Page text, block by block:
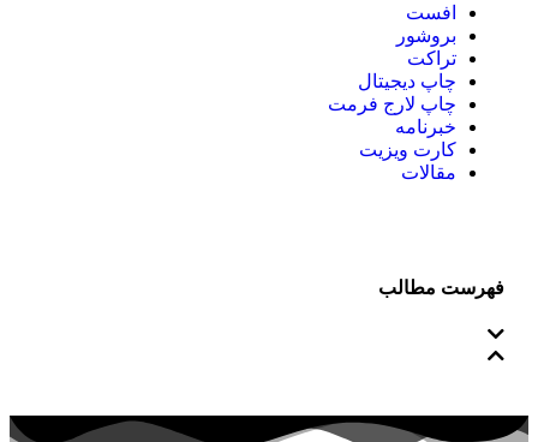
افست
بروشور
تراکت
چاپ دیجیتال
چاپ لارج فرمت
خبرنامه
کارت ویزیت
مقالات
فهرست مطالب